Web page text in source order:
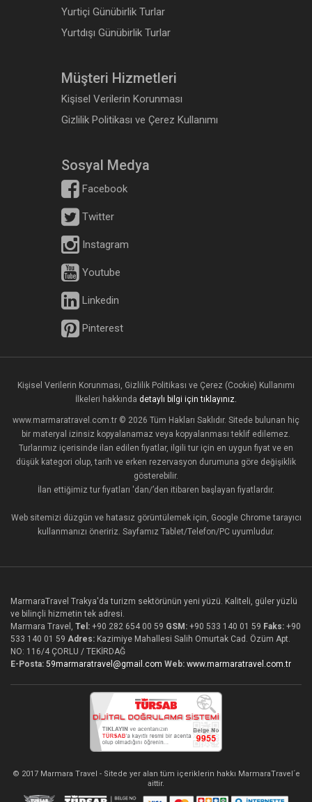
Yurtiçi Günübirlik Turlar
Yurtdışı Günübirlik Turlar
Müşteri Hizmetleri
Kişisel Verilerin Korunması
Gizlilik Politikası ve Çerez Kullanımı
Sosyal Medya
Facebook
Twitter
Instagram
Youtube
Linkedin
Pinterest
Kişisel Verilerin Korunması, Gizlilik Politikası ve Çerez (Cookie) Kullanımı
İlkeleri hakkında detaylı bilgi için tıklayınız.
www.marmaratravel.com.tr © 2026 Tüm Hakları Saklıdır. Sitede bulunan hiç
bir materyal izinsiz kopyalanamaz veya kopyalanması teklif edilemez.
Turlarımız içerisinde ilan edilen fiyatlar, ilgili tur için en uygun fiyat ve en
düşük kategori olup, tarih ve erken rezervasyon durumuna göre değişiklik
gösterebilir.
İlan ettiğimiz tur fiyatları 'dan/’den itibaren başlayan fiyatlardır.
Web sitemizi düzgün ve hatasız görüntülemek için, Google Chrome tarayıcı
kullanmanızı öneririz. Sayfamız Tablet/Telefon/PC uyumludur.
MarmaraTravel Trakya'da turizm sektörünün yeni yüzü. Kaliteli, güler yüzlü
ve bilinçli hizmetin tek adresi.
Marmara Travel, Tel: +90 282 654 00 59 GSM: +90 533 140 01 59 Faks: +90
533 140 01 59 Adres: Kazimiye Mahallesi Salih Omurtak Cad. Özüm Apt.
NO: 116/4 ÇORLU / TEKİRDAĞ
E-Posta: 59marmaratravel@gmail.com Web: www.marmaratravel.com.tr
© 2017 Marmara Travel - Sitede yer alan tüm içeriklerin hakkı MarmaraTravel´e
aittir.